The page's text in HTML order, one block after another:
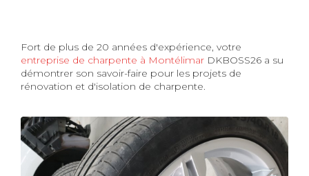
Fort de plus de 20 années d'expérience, votre
entreprise de charpente à Montélimar DKBOSS26 a su
démontrer son savoir-faire pour les projets de
rénovation et d'isolation de charpente.